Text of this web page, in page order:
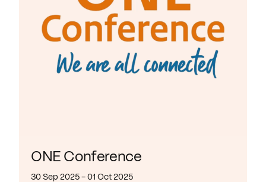
ONE Conference
30 Sep 2025 - 01 Oct 2025